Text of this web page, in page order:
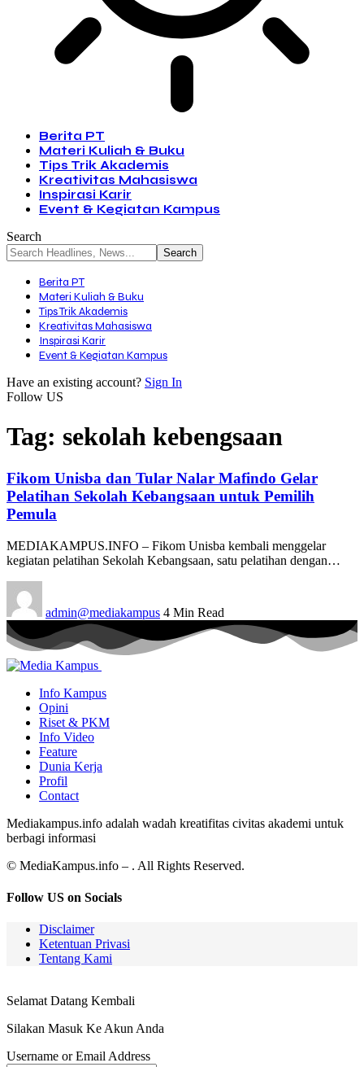
Berita PT
Materi Kuliah & Buku
Tips Trik Akademis
Kreativitas Mahasiswa
Inspirasi Karir
Event & Kegiatan Kampus
Search
Berita PT
Materi Kuliah & Buku
Tips Trik Akademis
Kreativitas Mahasiswa
Inspirasi Karir
Event & Kegiatan Kampus
Have an existing account? Sign In
Follow US
Tag: sekolah kebengsaan
Fikom Unisba dan Tular Nalar Mafindo Gelar
Pelatihan Sekolah Kebangsaan untuk Pemilih
Pemula
MEDIAKAMPUS.INFO – Fikom Unisba kembali menggelar
kegiatan pelatihan Sekolah Kebangsaan, satu pelatihan dengan…
admin@mediakampus 4 Min Read
Info Kampus
Opini
Riset & PKM
Info Video
Feature
Dunia Kerja
Profil
Contact
Mediakampus.info adalah wadah kreatifitas civitas akademi untuk
berbagi informasi
© MediaKampus.info – . All Rights Reserved.
Follow US on Socials
Disclaimer
Ketentuan Privasi
Tentang Kami
Selamat Datang Kembali
Silakan Masuk Ke Akun Anda
Username or Email Address